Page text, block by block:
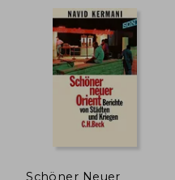
45%
dcto. $ 25.47
Schöner Neuer